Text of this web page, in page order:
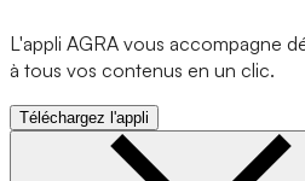
L'appli AGRA vous accompagne
à tous vos contenus en un clic.
Téléchargez l'appli